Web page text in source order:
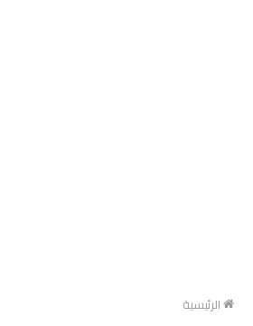
الرئيسية